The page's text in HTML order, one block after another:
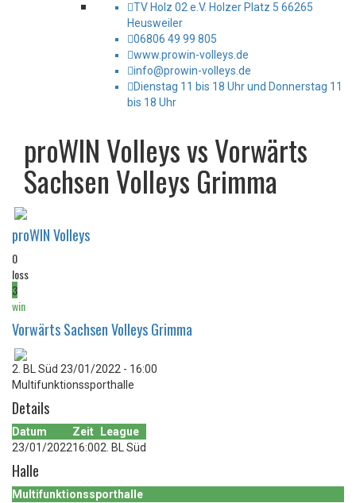
TV Holz 02 e.V. Holzer Platz 5 66265
Heusweiler
06806 49 99 805
www.prowin-volleys.de
info@prowin-volleys.de
Dienstag 11 bis 18 Uhr und Donnerstag 11
bis 18 Uhr
proWIN Volleys vs Vorwärts
Sachsen Volleys Grimma
proWIN Volleys
0
loss
3
win
Vorwärts Sachsen Volleys Grimma
2. BL Süd 23/01/2022 - 16:00
Multifunktionssporthalle
Details
Datum Zeit
League
23/01/202216:002. BL Süd
Halle
Multifunktionssporthalle